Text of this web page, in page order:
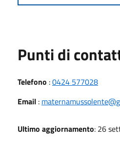
Punti di
Telefono :0424 577028
Email :
Ultimo aggiornamento: 26